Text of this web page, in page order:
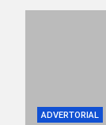
ADVERTORIAL